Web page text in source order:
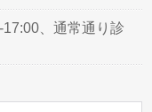
、通常通り診